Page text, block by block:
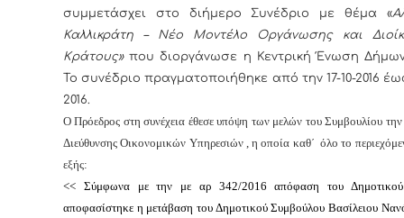
συμμετάσχει στο διήμερο Συνέδριο με θέμα «
Καλλικράτη – Νέο Μοντέλο Οργάνωσης και
Κράτους»που διοργάνωσε η Κεντρική Ένωση
Το συνέδριο πραγματοποιήθηκε από την 17-10-2016
2016.
Ο Πρόεδρος στη συνέχεια έθεσε υπόψη των μελών του Συμβουλίου την
Διεύθυνσης Οικονομικών Υπηρεσιών , η οποία καθ΄ όλο το
εξής:
<< Σύμφωνα με την με αρ 342/2016 απόφαση του Δημοτικού
αποφασίστηκε η μετάβαση του Δημοτικού Συμβούλου Βασίλειου